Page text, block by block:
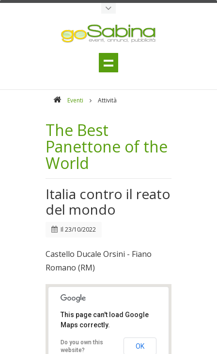
Eventi Attività
The Best
Panettone of the
World
Italia contro il reato
del mondo
Il 23/10/2022
Castello Ducale Orsini - Fiano
Romano (RM)
This page can't load Google
Maps correctly.
Do you own this
website?
OK